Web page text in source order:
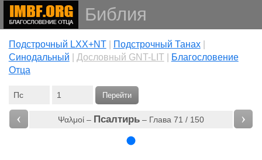
Библия
Подстрочный LXX+NT| Подстрочный Танах|
Cинодальный
Дословный GNT-LIT|
Благословение
Отца
Перейти
‹ Ψαλμοί – Псалтирь– Глава 71 / 150 ›